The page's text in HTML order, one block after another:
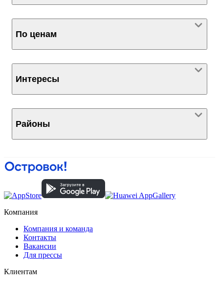
По ценам
Интересы
Районы
Компания
Компания и команда
Контакты
Вакансии
Для прессы
Клиентам